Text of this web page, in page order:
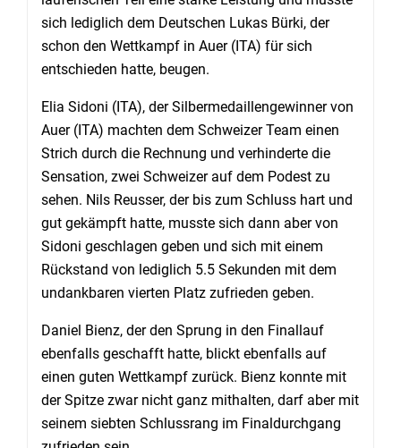
sich lediglich dem Deutschen Lukas Bürki, der
schon den Wettkampf in Auer (ITA) für sich
entschieden hatte, beugen.
Elia Sidoni (ITA), der Silbermedaillengewinner von
Auer (ITA) machten dem Schweizer Team einen
Strich durch die Rechnung und verhinderte die
Sensation, zwei Schweizer auf dem Podest zu
sehen. Nils Reusser, der bis zum Schluss hart und
gut gekämpft hatte, musste sich dann aber von
Sidoni geschlagen geben und sich mit einem
Rückstand von lediglich 5.5 Sekunden mit dem
undankbaren vierten Platz zufrieden geben.
Daniel Bienz, der den Sprung in den Finallauf
ebenfalls geschafft hatte, blickt ebenfalls auf
einen guten Wettkampf zurück. Bienz konnte mit
der Spitze zwar nicht ganz mithalten, darf aber mit
seinem siebten Schlussrang im Finaldurchgang